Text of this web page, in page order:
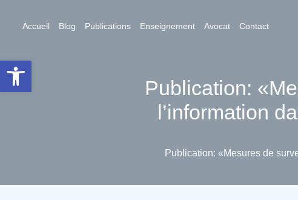
Ouvrir la barre d’outils
Accueil Blog Publications Enseignement Avocat Contact
Publication:
l’information
Publication: «Mesures de